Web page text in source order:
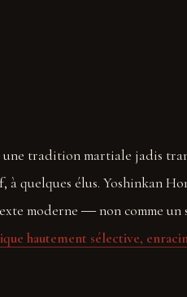
tradition martiale jadis
à quelques élus. Yoshinkan
moderne ― non comme un
hautement sélective,